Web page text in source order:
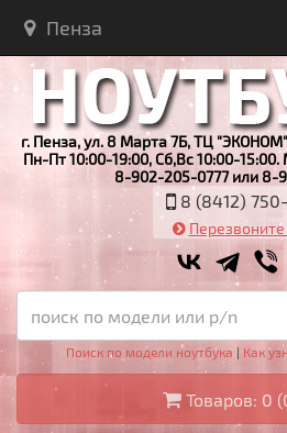
Пенза
г. Пенза, ул. 8 Марта 7Б, ТЦ
Пн-Пт 10:00-19:00, Сб,Вс 10:00-
8-902-205-0777 или 8-
8 (8412)
Поиск по модели ноутбука | Как
Товаров: 0